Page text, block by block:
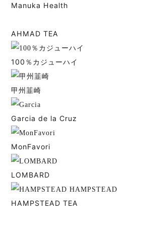
Manuka Health
AHMAD TEA
100％カジューハイ
甲州韮崎
Garcia de la Cruz
MonFavori
LOMBARD
HAMPSTEAD TEA